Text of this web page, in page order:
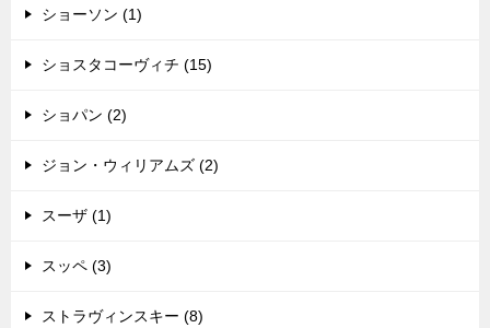
ショーソン (1)
ショスタコーヴィチ (15)
ショパン (2)
ジョン・ウィリアムズ (2)
スーザ (1)
スッペ (3)
ストラヴィンスキー (8)